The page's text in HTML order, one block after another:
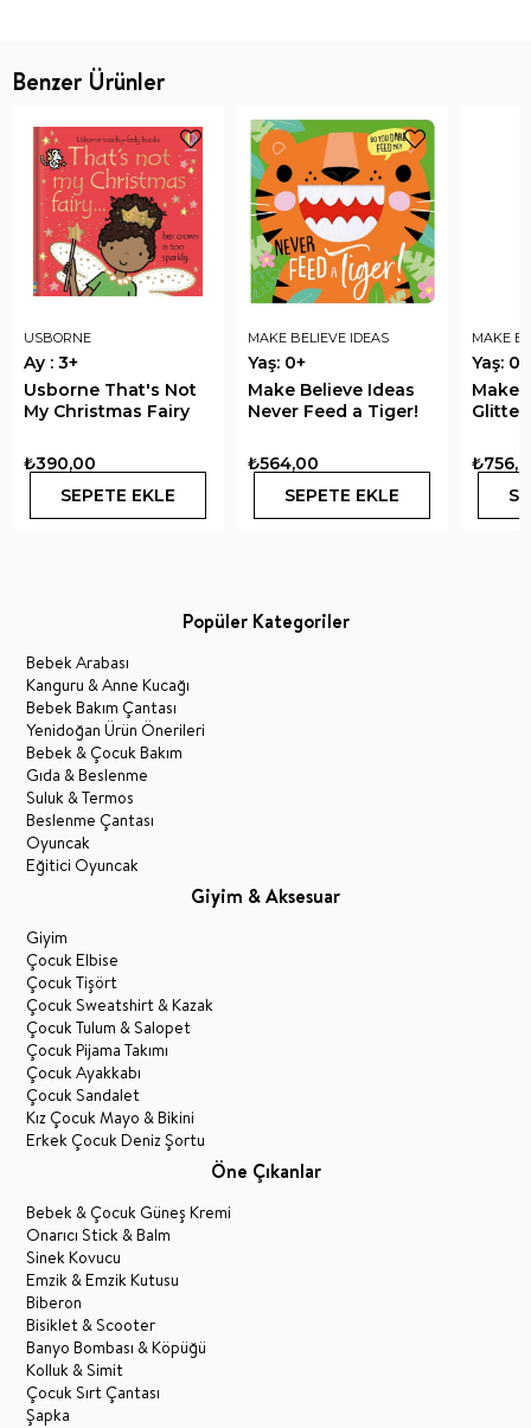
Benzer Ürünler
USBORNE
Ay : 3+
Usborne That's Not
My Christmas Fairy
₺390,00
SEPETE EKLE
MAKE BELIEVE IDEAS
Yaş: 0+
Make Believe Ideas
Never Feed a Tiger!
₺564,00
SEPETE EKLE
MAKE
Yaş: 0+
Make
Popüler Kategoriler
Bebek Arabası
Kanguru & Anne Kucağı
Bebek Bakım Çantası
Yenidoğan Ürün Önerileri
Bebek & Çocuk Bakım
Gıda & Beslenme
Suluk & Termos
Beslenme Çantası
Oyuncak
Eğitici Oyuncak
Giyim & Aksesuar
Giyim
Çocuk Elbise
Çocuk Tişört
Çocuk Sweatshirt & Kazak
Çocuk Tulum & Salopet
Çocuk Pijama Takımı
Çocuk Ayakkabı
Çocuk Sandalet
Kız Çocuk Mayo & Bikini
Erkek Çocuk Deniz Şortu
Öne Çıkanlar
Bebek & Çocuk Güneş Kremi
Onarıcı Stick & Balm
Sinek Kovucu
Emzik & Emzik Kutusu
Biberon
Bisiklet & Scooter
Banyo Bombası & Köpüğü
Kolluk & Simit
Çocuk Sırt Çantası
Şapka